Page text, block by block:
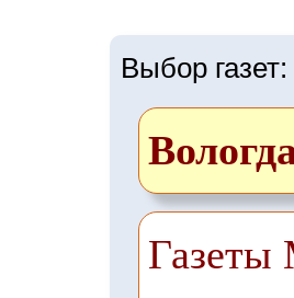
Выбор газет:
Газеты